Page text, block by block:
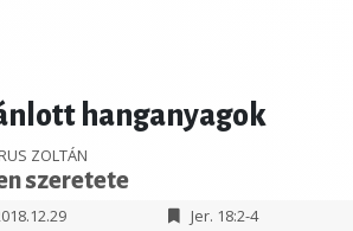
hanganyagok
ZOLTÁN
szeretete
Jer. 18:2-4